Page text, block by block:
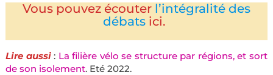
Vous pouvez écouter l’intégralité des
débats ici.
Lire aussi: La filière vélo se structure par régions, et sort
de son isolement. Eté 2022.